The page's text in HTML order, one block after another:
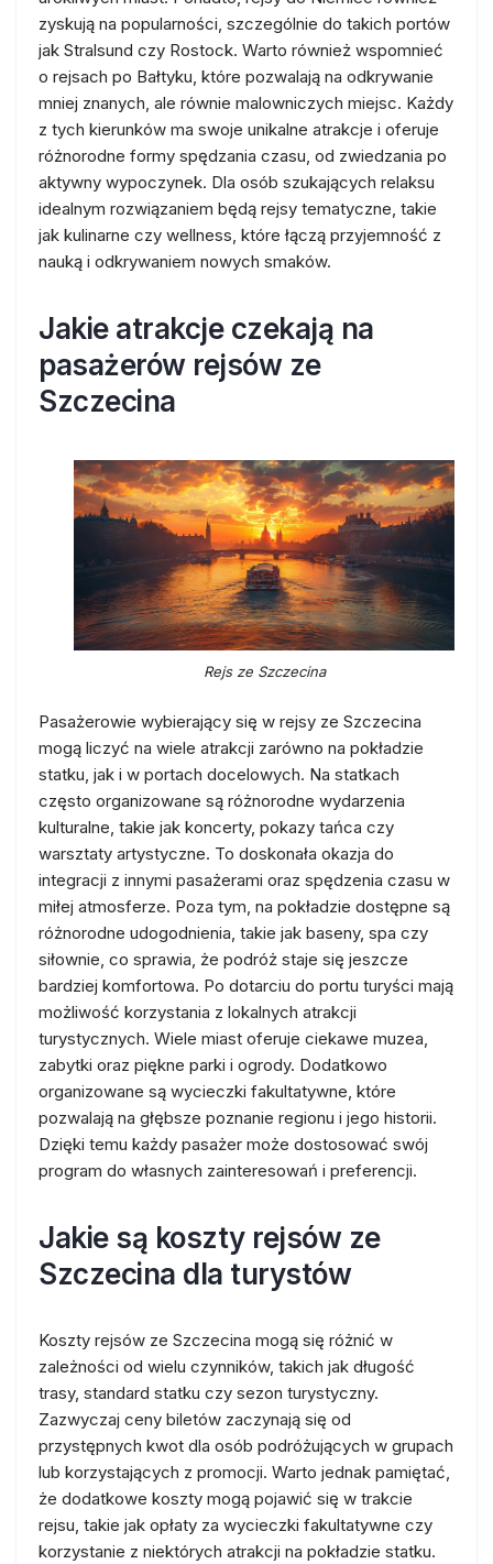
zyskują na popularności, szczególnie do takich portów
jak Stralsund czy Rostock. Warto również wspomnieć
o rejsach po Bałtyku, które pozwalają na odkrywanie
mniej znanych, ale równie malowniczych miejsc. Każdy
z tych kierunków ma swoje unikalne atrakcje i oferuje
różnorodne formy spędzania czasu, od zwiedzania po
aktywny wypoczynek. Dla osób szukających relaksu
idealnym rozwiązaniem będą rejsy tematyczne, takie
jak kulinarne czy wellness, które łączą przyjemność z
nauką i odkrywaniem nowych smaków.
Jakie atrakcje czekają na
pasażerów rejsów ze
Szczecina
Rejs ze Szczecina
Pasażerowie wybierający się w rejsy ze Szczecina
mogą liczyć na wiele atrakcji zarówno na pokładzie
statku, jak i w portach docelowych. Na statkach
często organizowane są różnorodne wydarzenia
kulturalne, takie jak koncerty, pokazy tańca czy
warsztaty artystyczne. To doskonała okazja do
integracji z innymi pasażerami oraz spędzenia czasu w
miłej atmosferze. Poza tym, na pokładzie dostępne są
różnorodne udogodnienia, takie jak baseny, spa czy
siłownie, co sprawia, że podróż staje się jeszcze
bardziej komfortowa. Po dotarciu do portu turyści mają
możliwość korzystania z lokalnych atrakcji
turystycznych. Wiele miast oferuje ciekawe muzea,
zabytki oraz piękne parki i ogrody. Dodatkowo
organizowane są wycieczki fakultatywne, które
pozwalają na głębsze poznanie regionu i jego historii.
Dzięki temu każdy pasażer może dostosować swój
program do własnych zainteresowań i preferencji.
Jakie są koszty rejsów ze
Szczecina dla turystów
Koszty rejsów ze Szczecina mogą się różnić w
zależności od wielu czynników, takich jak długość
trasy, standard statku czy sezon turystyczny.
Zazwyczaj ceny biletów zaczynają się od
przystępnych kwot dla osób podróżujących w grupach
lub korzystających z promocji. Warto jednak pamiętać,
że dodatkowe koszty mogą pojawić się w trakcie
rejsu, takie jak opłaty za wycieczki fakultatywne czy
korzystanie z niektórych atrakcji na pokładzie statku.